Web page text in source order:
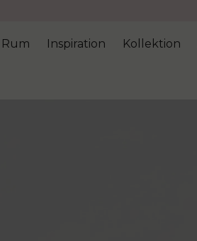
Rum Inspiration Kollektion